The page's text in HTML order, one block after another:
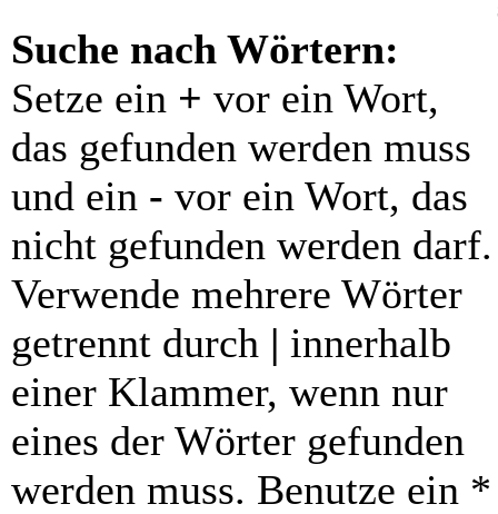
Suche nach Wörtern:
Setze ein + vor ein Wort,
das gefunden werden muss
und ein - vor ein Wort, das
nicht gefunden werden darf.
Verwende mehrere Wörter
getrennt durch | innerhalb
einer Klammer, wenn nur
eines der Wörter gefunden
werden muss. Benutze ein *